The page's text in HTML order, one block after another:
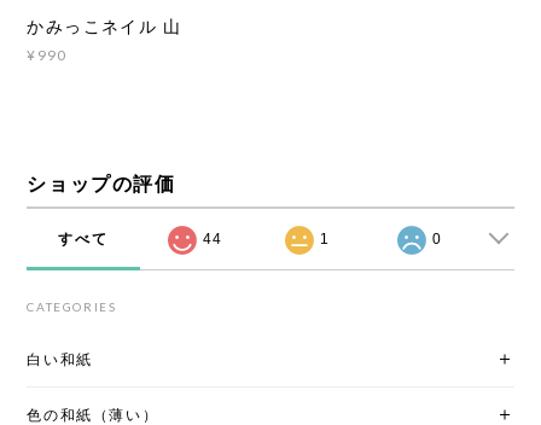
かみっこネイル 山
¥990
ショップの評価
すべて 44 1 0
CATEGORIES
白い和紙
色の和紙（薄い）